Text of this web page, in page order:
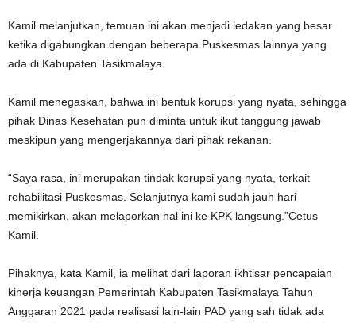
Kamil melanjutkan, temuan ini akan menjadi ledakan yang besar
ketika digabungkan dengan beberapa Puskesmas lainnya yang
ada di Kabupaten Tasikmalaya.
Kamil menegaskan, bahwa ini bentuk korupsi yang nyata, sehingga
pihak Dinas Kesehatan pun diminta untuk ikut tanggung jawab
meskipun yang mengerjakannya dari pihak rekanan.
“Saya rasa, ini merupakan tindak korupsi yang nyata, terkait
rehabilitasi Puskesmas. Selanjutnya kami sudah jauh hari
memikirkan, akan melaporkan hal ini ke KPK langsung.”Cetus
Kamil.
Pihaknya, kata Kamil, ia melihat dari laporan ikhtisar pencapaian
kinerja keuangan Pemerintah Kabupaten Tasikmalaya Tahun
Anggaran 2021 pada realisasi lain-lain PAD yang sah tidak ada